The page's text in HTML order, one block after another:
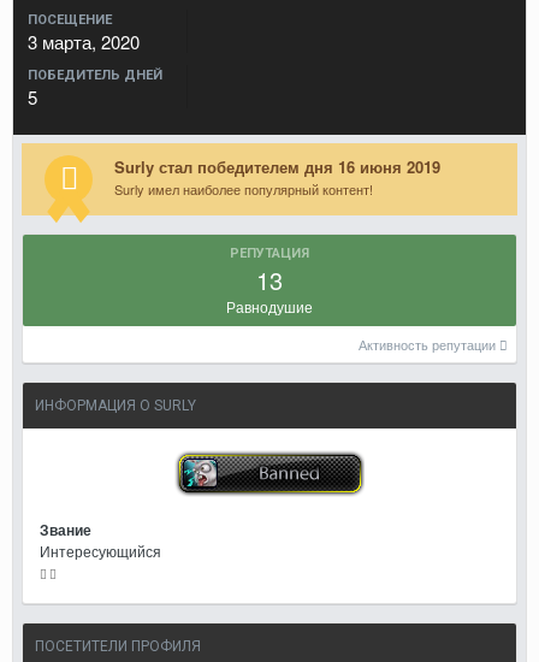
ПОСЕЩЕНИЕ
3 марта, 2020
ПОБЕДИТЕЛЬ ДНЕЙ
5
Surly стал победителем дня 16 июня 2019
Surly имел наиболее популярный контент!
РЕПУТАЦИЯ
13
Равнодушие
Активность репутации
ИНФОРМАЦИЯ О SURLY
Звание
Интересующийся
ПОСЕТИТЕЛИ ПРОФИЛЯ